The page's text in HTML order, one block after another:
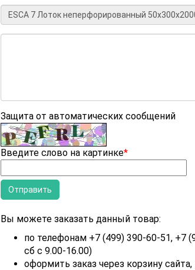
Защита от автоматических сообщений
Введите слово на картинке*
Вы можете заказать данный товар:
по телефонам +7 (499) 390-60-51, +7
сб с 9.00-16.00)
оформить заказ через корзину